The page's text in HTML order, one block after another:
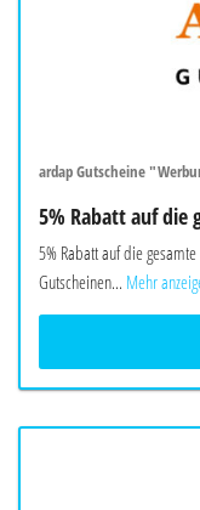
ardap Gutscheine
5% Rabatt auf die
5% Rabatt auf die
Gutscheinen... Mehr